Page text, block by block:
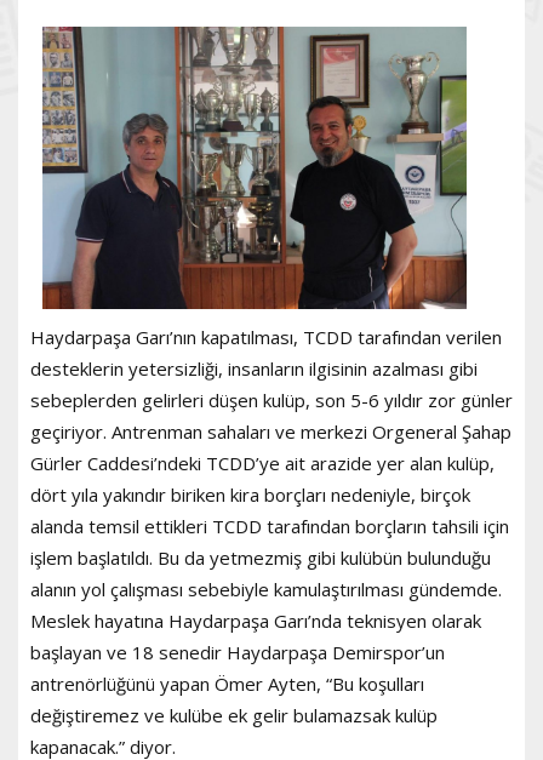
Haydarpaşa Garı’nın kapatılması, TCDD tarafından verilen
desteklerin yetersizliği, insanların ilgisinin azalması gibi
sebeplerden gelirleri düşen kulüp, son 5-6 yıldır zor günler
geçiriyor. Antrenman sahaları ve merkezi Orgeneral Şahap
Gürler Caddesi’ndeki TCDD’ye ait arazide yer alan kulüp,
dört yıla yakındır biriken kira borçları nedeniyle, birçok
alanda temsil ettikleri TCDD tarafından borçların tahsili için
işlem başlatıldı. Bu da yetmezmiş gibi kulübün bulunduğu
alanın yol çalışması sebebiyle kamulaştırılması gündemde.
Meslek hayatına Haydarpaşa Garı’nda teknisyen olarak
başlayan ve 18 senedir Haydarpaşa Demirspor’un
antrenörlüğünü yapan Ömer Ayten, “Bu koşulları
değiştiremez ve kulübe ek gelir bulamazsak kulüp
kapanacak.” diyor.